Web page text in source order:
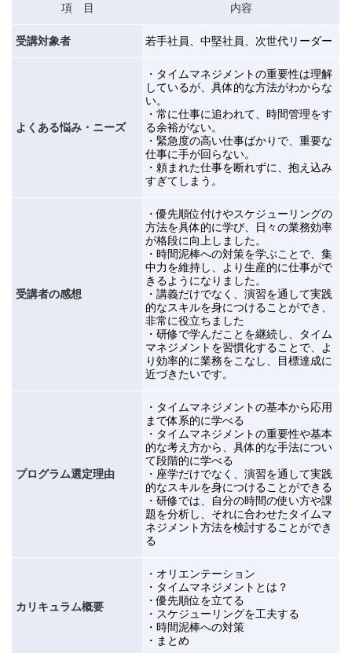
項 目 内容
受講対象者 若手社員、中堅社員、次世代リーダー
よくある悩み・ニーズ
・タイムマネジメントの重要性は理解
しているが、具体的な方法がわからな
い。
・常に仕事に追われて、時間管理をす
る余裕がない。
・緊急度の高い仕事ばかりで、重要な
仕事に手が回らない。
・頼まれた仕事を断れずに、抱え込み
すぎてしまう。
受講者の感想
・優先順位付けやスケジューリングの
方法を具体的に学び、日々の業務効率
が格段に向上しました。
・時間泥棒への対策を学ぶことで、集
中力を維持し、より生産的に仕事がで
きるようになりました。
・講義だけでなく、演習を通して実践
的なスキルを身につけることができ、
非常に役立ちました
・研修で学んだことを継続し、タイム
マネジメントを習慣化することで、よ
り効率的に業務をこなし、目標達成に
近づきたいです。
プログラム選定理由
・タイムマネジメントの基本から応用
まで体系的に学べる
・ タイムマネジメントの重要性や基本
的な考え方から、具体的な手法につい
て段階的に学べる
・ 座学だけでなく、演習を通して実践
的なスキルを身につけることができる
・研修では、自分の時間の使い方や課
題を分析し、それに合わせたタイムマ
ネジメント方法を検討することができ
る
カリキュラム概要
・オリエンテーション
・タイムマネジメントとは？
・優先順位を立てる
・スケジューリングを工夫する
・時間泥棒への対策
・まとめ